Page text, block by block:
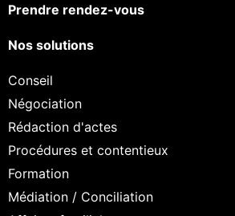
Prendre rendez-vous
Nos solutions
Conseil
Négociation
Rédaction d'actes
Procédures et contentieux
Formation
Médiation / Conciliation